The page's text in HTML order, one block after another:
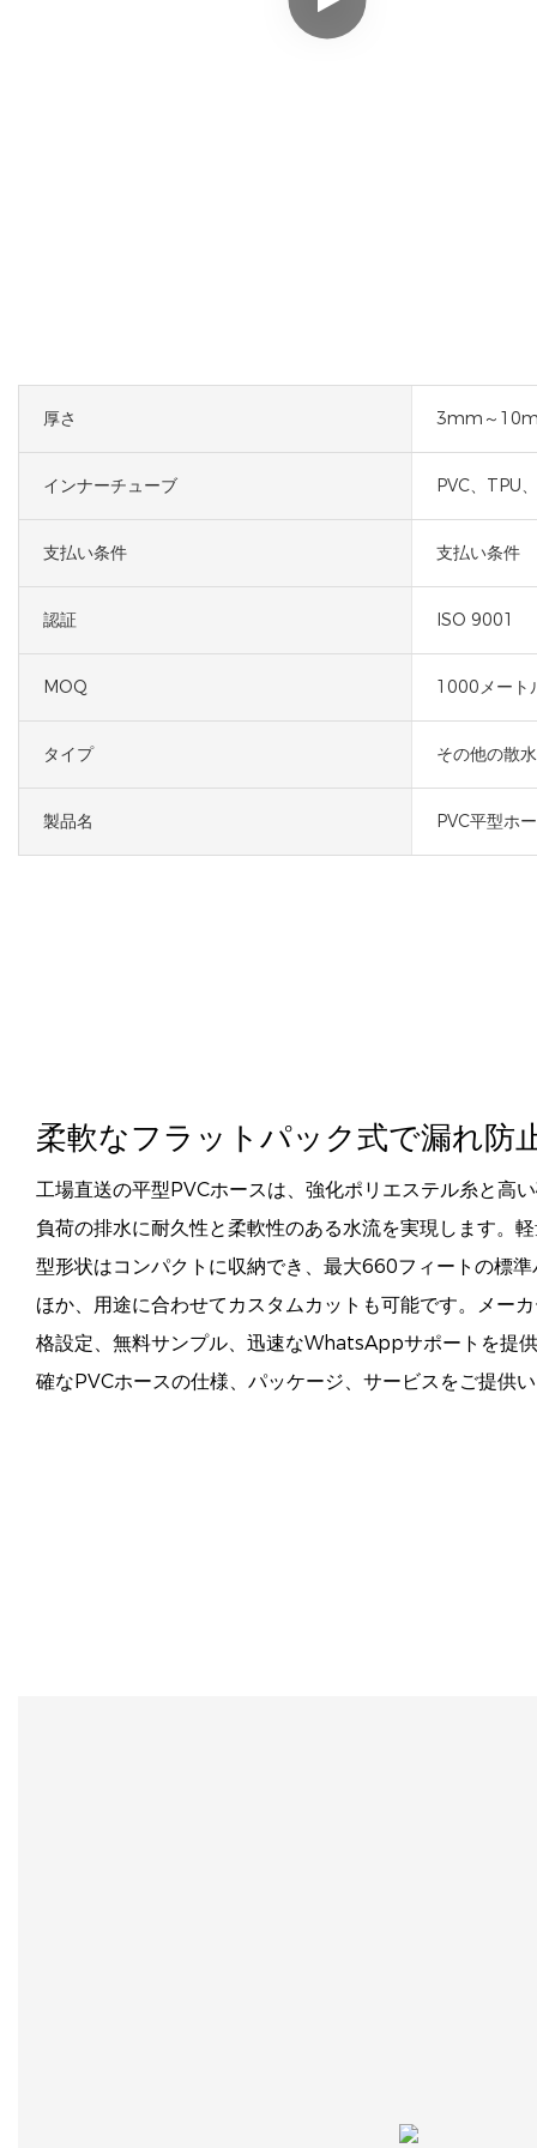
厚さ 3mm～
インナーチューブ PVC、TPU
支払い条件 支払い条件
認証 ISO 9001
MOQ 1000メート
タイプ その他の散
製品名 PVC平型ホ
柔軟なフラットパック式で漏れ防
工場直送の平型PVCホースは、強化ポリエステル糸と高
負荷の排水に耐久性と柔軟性のある水流を実現します。
型形状はコンパクトに収納でき、最大660フィートの標
ほか、用途に合わせてカスタムカットも可能です。メー
格設定、無料サンプル、迅速なWhatsAppサポートを提
確なPVCホースの仕様、パッケージ、サービスをご提供